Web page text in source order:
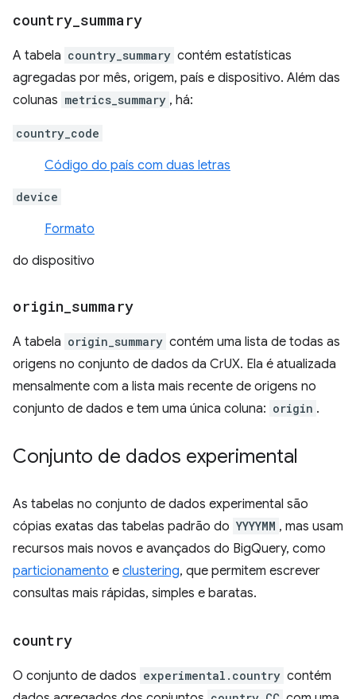
country summary
A tabela country_summary contém estatísticas
agregadas por mês, origem, país e dispositivo. Além das
colunas metrics_summary , há:
country_code
Código do país com duas letras
device
Formato
do dispositivo
origin summary
A tabela origin_summary contém uma lista de todas as
origens no conjunto de dados da CrUX. Ela é atualizada
mensalmente com a lista mais recente de origens no
conjunto de dados e tem uma única coluna: origin .
Conjunto de dados experimental
As tabelas no conjunto de dados experimental são
cópias exatas das tabelas padrão do YYYYMM , mas usam
recursos mais novos e avançados do BigQuery, como
particionamento e clustering, que permitem escrever
consultas mais rápidas, simples e baratas.
country
O conjunto de dados experimental.country contém